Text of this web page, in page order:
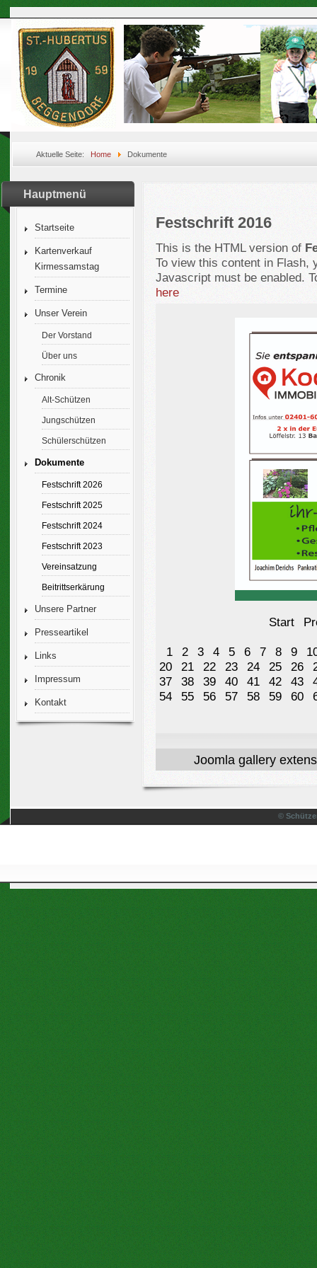
Aktuelle Seite: Home Dokumente
Hauptmenü
Startseite
Kartenverkauf
Kirmessamstag
Termine
Unser Verein
Der Vorstand
Über uns
Chronik
Alt-Schützen
Jungschützen
Schülerschützen
Dokumente
Festschrift 2026
Festschrift 2025
Festschrift 2024
Festschrift 2023
Vereinsatzung
Beitrittserkärung
Unsere Partner
Presseartikel
Links
Impressum
Kontakt
Festschrift 2016
This is the HTML version of
To view this content in Flash,
Javascript must be enabled.
here
Start
1 2 3 4 5 6 7 8 9
20
21 22 23 24 25 26
37
38 39 40 41 42 43
54
55 56 57 58 59 60
Joomla gallery
©